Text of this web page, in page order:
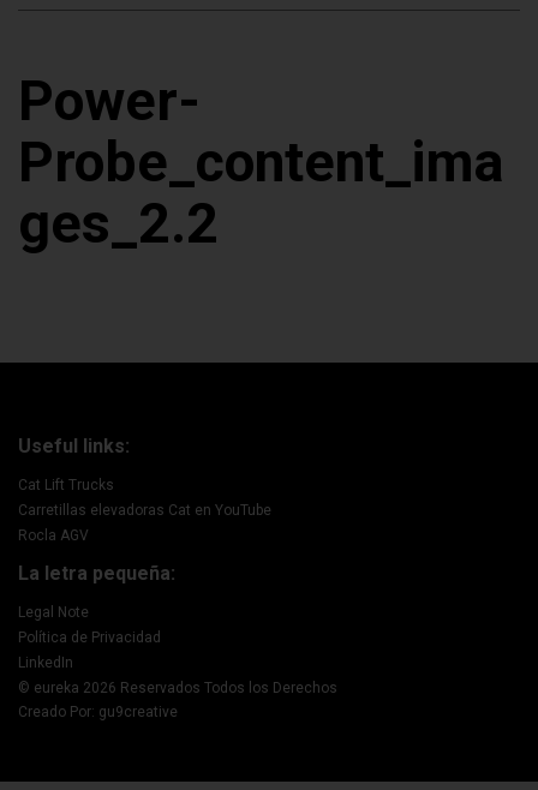
Power-
Probe_content_ima
ges_2.2
Useful links:
Cat Lift Trucks
Carretillas elevadoras Cat en YouTube
Rocla AGV
La letra pequeña:
Legal Note
Política de Privacidad
LinkedIn
© eureka 2026 Reservados Todos los Derechos
Creado Por: gu9creative